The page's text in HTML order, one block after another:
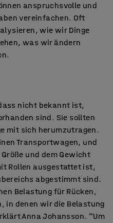
anspruchsvolle und
vereinfachen. Oft
wie wir Dinge
was wir ändern
nicht bekannt ist,
sind. Sie sollten
mit sich herumzutragen.
Transportwagen, und
und dem Gewicht
Rollen ausgestattet ist,
abgestimmt sind.
Belastung für Rücken,
in denen wir die Belastung
Anna Johansson. "Um